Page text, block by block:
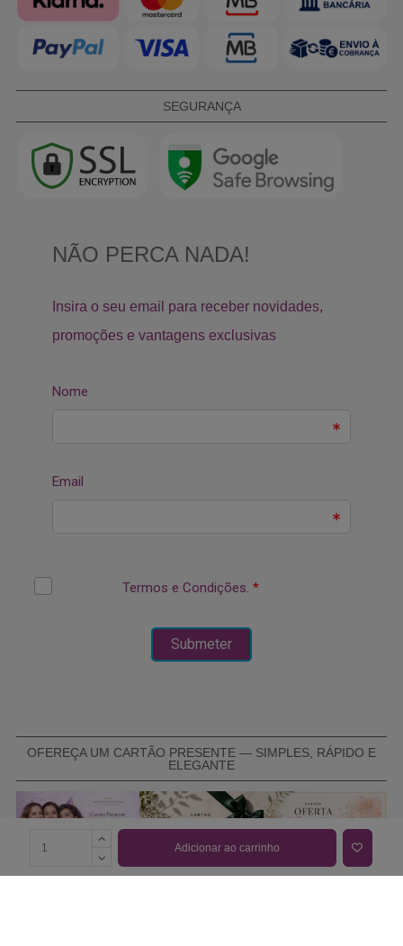
Adicionar ao carrinho
SEGURANÇA
OFEREÇA UM CARTÃO PRESENTE — SIMPLES, RÁPIDO E
ELEGANTE